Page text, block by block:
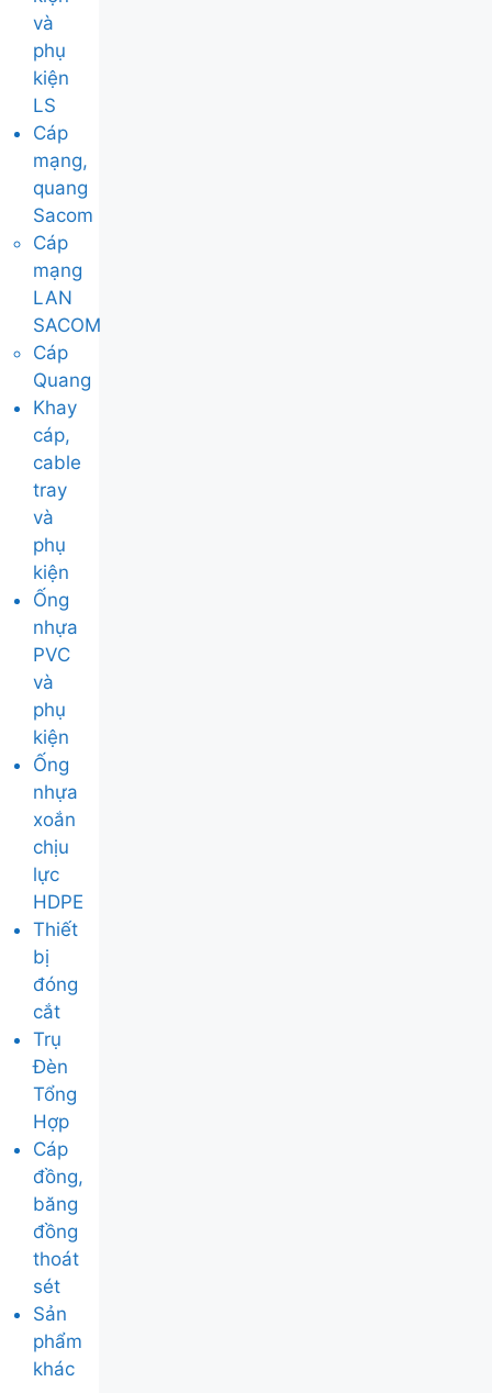
và
phụ
kiện
LS
Cáp
mạng,
quang
Sacom
Cáp
mạng
LAN
SACOM
Cáp
Quang
Khay
cáp,
cable
tray
và
phụ
kiện
Ống
nhựa
PVC
và
phụ
kiện
Ống
nhựa
xoắn
chịu
lực
HDPE
Thiết
bị
đóng
cắt
Trụ
Đèn
Tổng
Hợp
Cáp
đồng,
băng
đồng
thoát
sét
Sản
phẩm
khác